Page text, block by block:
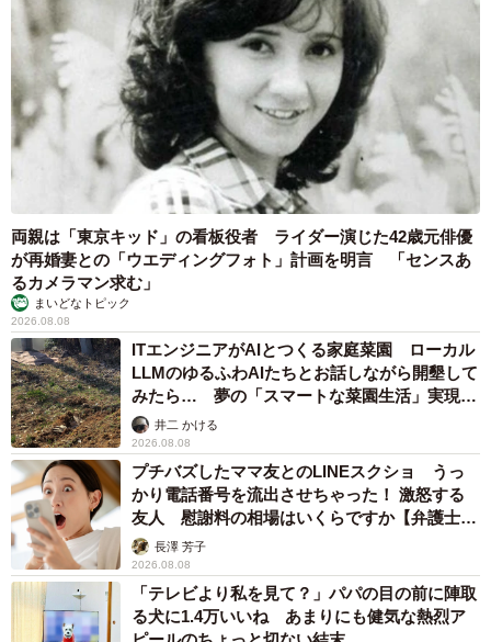
両親は「東京キッド」の看板役者 ライダー演じた42歳元俳優
が再婚妻との「ウエディングフォト」計画を明言 「センスあ
るカメラマン求む」
まいどなトピック
2026.08.08
ITエンジニアがAIとつくる家庭菜園 ローカル
LLMのゆるふわAIたちとお話しながら開墾して
みたら… 夢の「スマートな菜園生活」実現な
るか井二 かける
2026.08.08
プチバズしたママ友とのLINEスクショ うっ
かり電話番号を流出させちゃった！ 激怒する
友人 慰謝料の相場はいくらですか【弁護士が
解説】長澤 芳子
2026.08.08
「テレビより私を見て？」パパの目の前に陣取
る犬に1.4万いいね あまりにも健気な熱烈ア